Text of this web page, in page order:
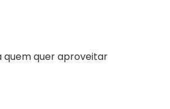
quer aproveitar